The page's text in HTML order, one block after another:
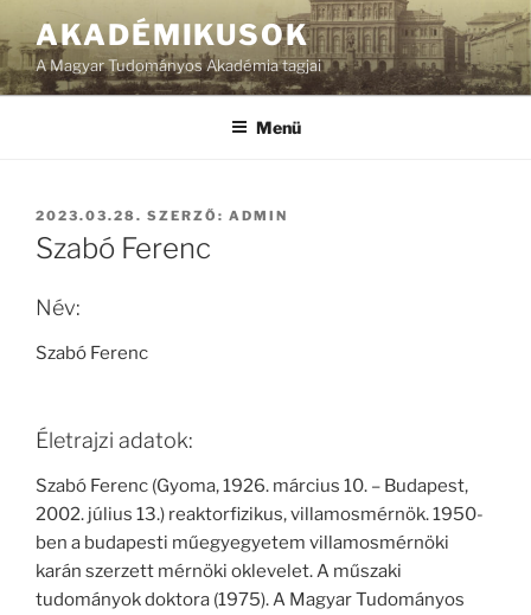
AKADÉMIKUSOK
A Magyar Tudományos Akadémia tagjai
Menü
BEKÜLDVE:
2023.03.28. SZERZŐ: ADMIN
Szabó Ferenc
Név:
Szabó Ferenc
Életrajzi adatok:
Szabó Ferenc (Gyoma, 1926. március 10. – Budapest,
2002. július 13.) reaktorfizikus, villamosmérnök. 1950-
ben a budapesti műegyegyetem villamosmérnöki
karán szerzett mérnöki oklevelet. A műszaki
tudományok doktora (1975). A Magyar Tudományos